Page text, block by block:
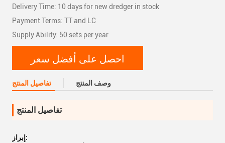
Delivery Time: 10 days for new dredger in stock
Payment Terms: TT and LC
Supply Ability: 50 sets per year
احصل على أفضل سعر
تفاصيل المنتج وصف المنتج
تفاصيل المنتج
إبراز: